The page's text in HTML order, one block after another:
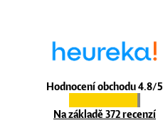
Hodnocení obchodu 4.8/5
Na základě 372 recenzí